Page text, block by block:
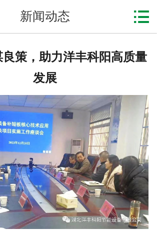
产品中心
新闻资讯
联系我们
新闻动态 
策，助力洋丰科阳高质量
发展